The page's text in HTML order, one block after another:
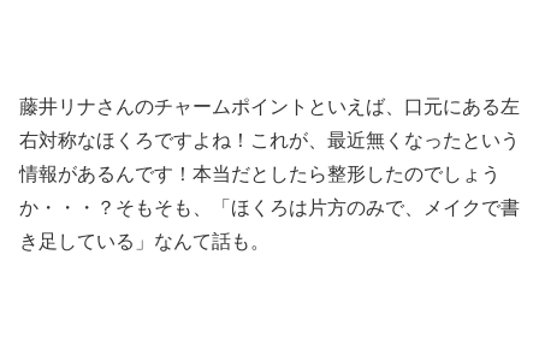
藤井リナさんのチャームポイントといえば、口元にある左
右対称なほくろですよね！これが、最近無くなったという
情報があるんです！本当だとしたら整形したのでしょう
か・・・？そもそも、「ほくろは片方のみで、メイクで書
き足している」なんて話も。